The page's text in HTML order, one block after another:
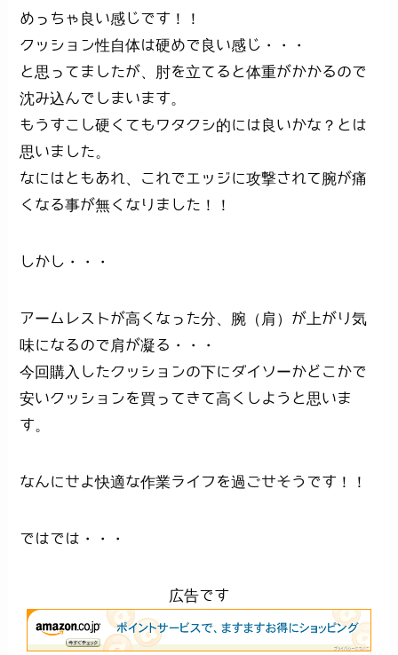
めっちゃ良い感じです！！
クッション性自体は硬めで良い感じ・・・
と思ってましたが、肘を立てると体重がかかるので
沈み込んでしまいます。
もうすこし硬くてもワタクシ的には良いかな？とは
思いました。
なにはともあれ、これでエッジに攻撃されて腕が痛
くなる事が無くなりました！！
しかし・・・
アームレストが高くなった分、腕（肩）が上がり気
味になるので肩が凝る・・・
今回購入したクッションの下にダイソーかどこかで
安いクッションを買ってきて高くしようと思いま
す。
なんにせよ快適な作業ライフを過ごせそうです！！
ではでは・・・
広告です